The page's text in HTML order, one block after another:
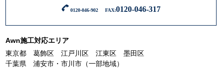
0120-046-902 FAX:0120-046-317
Awn施工対応エリア
東京都 葛飾区 江戸川区 江東区 墨田区
千葉県 浦安市・市川市（一部地域）